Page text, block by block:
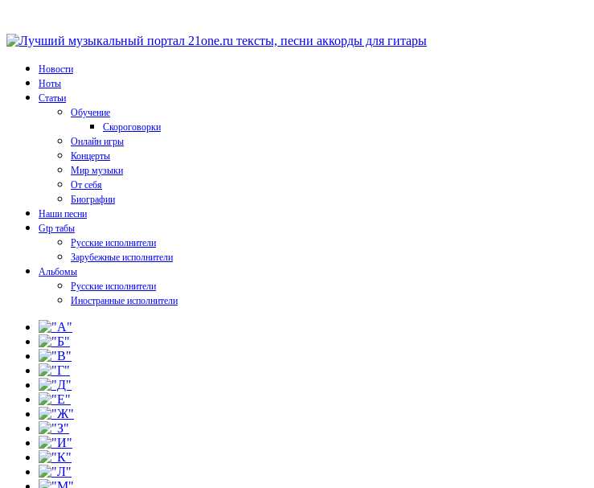
Новости
Ноты
Статьи
Обучение
Скороговорки
Онлайн игры
Концерты
Мир музыки
От себя
Биографии
Наши песни
Gtp табы
Русские исполнители
Зарубежные исполнители
Альбомы
Русские исполнители
Иностранные исполнители